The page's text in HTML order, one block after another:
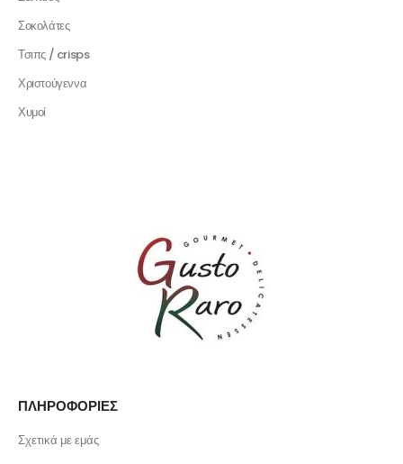
Σοκολάτες
Τσιπς / crisps
Χριστούγεννα
Χυμοί
ΠΛΗΡΟΦΟΡΙΕΣ
Σχετικά με εμάς